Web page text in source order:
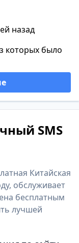
назад
которых было
SMS
Китайская
обслуживает
бесплатным
лучшей